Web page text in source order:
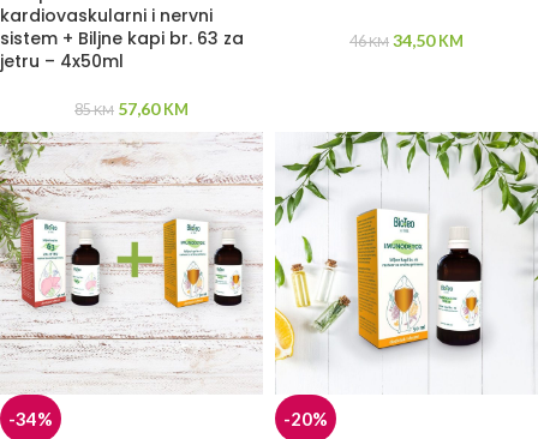
kardiovaskularni i nervni
sistem + Biljne kapi br. 63 za
jetru – 4x50ml
85KM 57,60 KM
46KM 34,50 KM
-34% -20%